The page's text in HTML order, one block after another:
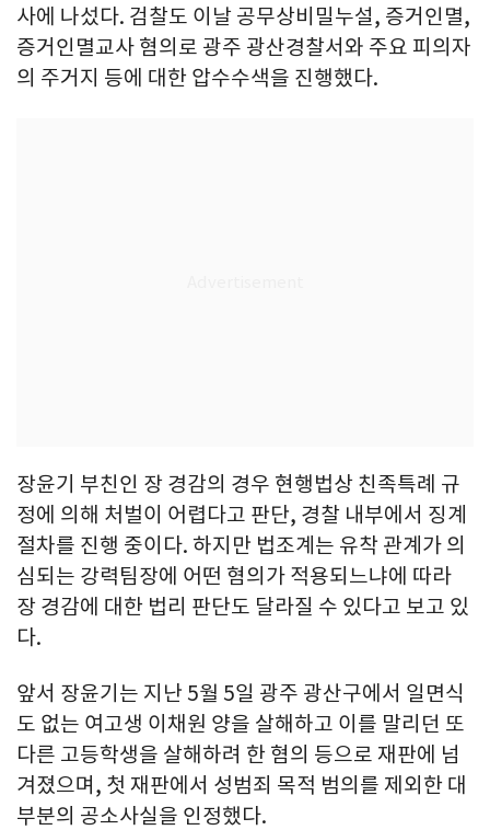
사에 나섰다. 검찰도 이날 공무상비밀누설, 증거인멸,
증거인멸교사 혐의로 광주 광산경찰서와 주요 피의자
의 주거지 등에 대한 압수수색을 진행했다.
장윤기 부친인 장 경감의 경우 현행법상 친족특례 규
정에 의해 처벌이 어렵다고 판단, 경찰 내부에서 징계
절차를 진행 중이다. 하지만 법조계는 유착 관계가 의
심되는 강력팀장에 어떤 혐의가 적용되느냐에 따라
장 경감에 대한 법리 판단도 달라질 수 있다고 보고 있
다.
앞서 장윤기는 지난 5월 5일 광주 광산구에서 일면식
도 없는 여고생 이채원 양을 살해하고 이를 말리던 또
다른 고등학생을 살해하려 한 혐의 등으로 재판에 넘
겨졌으며, 첫 재판에서 성범죄 목적 범의를 제외한 대
부분의 공소사실을 인정했다.